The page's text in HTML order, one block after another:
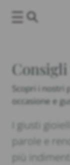
Salta
Scopri i nostri
occasione e
I giusti
parole e
più